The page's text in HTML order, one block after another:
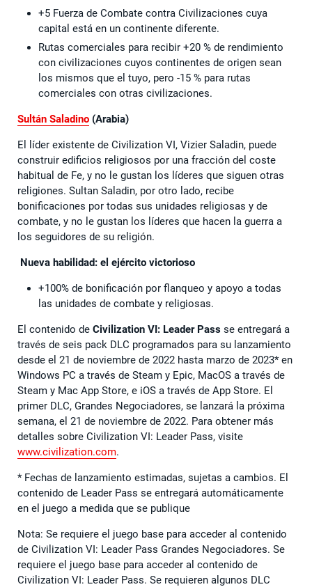
+5 Fuerza de Combate contra Civilizaciones cuya
capital está en un continente diferente.
Rutas comerciales para recibir +20 % de rendimiento
con civilizaciones cuyos continentes de origen sean
los mismos que el tuyo, pero -15 % para rutas
comerciales con otras civilizaciones.
Sultán Saladino (Arabia)
El líder existente de Civilization VI, Vizier Saladin, puede
construir edificios religiosos por una fracción del coste
habitual de Fe, y no le gustan los líderes que siguen otras
religiones. Sultan Saladin, por otro lado, recibe
bonificaciones por todas sus unidades religiosas y de
combate, y no le gustan los líderes que hacen la guerra a
los seguidores de su religión.
Nueva habilidad: el ejército victorioso
+100% de bonificación por flanqueo y apoyo a todas
las unidades de combate y religiosas.
El contenido de Civilization VI: Leader Pass se entregará a
través de seis pack DLC programados para su lanzamiento
desde el 21 de noviembre de 2022 hasta marzo de 2023* en
Windows PC a través de Steam y Epic, MacOS a través de
Steam y Mac App Store, e iOS a través de App Store. El
primer DLC, Grandes Negociadores, se lanzará la próxima
semana, el 21 de noviembre de 2022. Para obtener más
detalles sobre Civilization VI: Leader Pass, visite
www.civilization.com.
* Fechas de lanzamiento estimadas, sujetas a cambios. El
contenido de Leader Pass se entregará automáticamente
en el juego a medida que se publique
Nota: Se requiere el juego base para acceder al contenido
de Civilization VI: Leader Pass Grandes Negociadores. Se
requiere el juego base para acceder al contenido de
Civilization VI: Leader Pass. Se requieren algunos DLC